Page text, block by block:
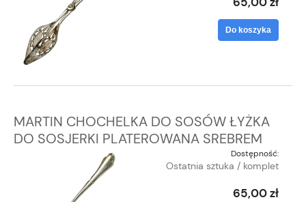
Do koszyka
MARTIN CHOCHELKA DO SOSÓW ŁYŻKA
DO SOSJERKI PLATEROWANA SREBREM
Dostępność:
Ostatnia sztuka / komplet
65,00 zł